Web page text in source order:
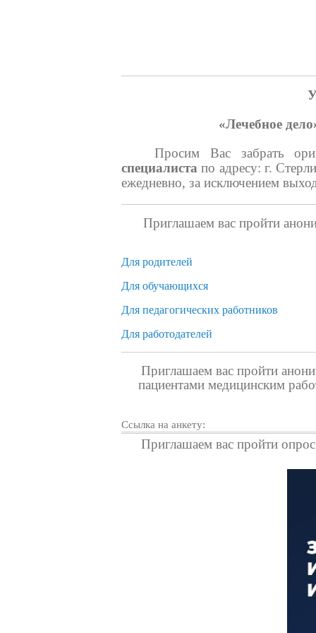
«Лечебное
Просим Вас забрать
специалиста по адресу: г.
ежедневно, за исключением
Приглашаем вас пройти
Для родителей
Для обучающихся
Для педагогических работников
Для работодателей
Приглашаем вас пройти
пациентами медицинским
Ссылка на анкету:
Приглашаем вас пройти